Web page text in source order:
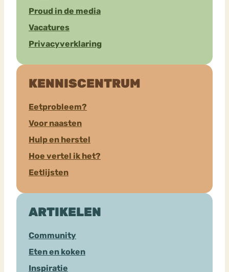
Proud in de media
Vacatures
Privacyverklaring
KENNISCENTRUM
Eetprobleem?
Voor naasten
Hulp en herstel
Hoe vertel ik het?
Eetlijsten
ARTIKELEN
Community
Eten en koken
Inspiratie